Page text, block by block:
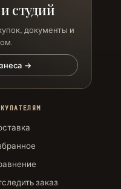
студий
документы и
→
заказ